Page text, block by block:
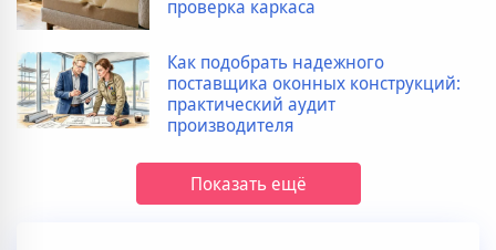
проверка каркаса
Как подобрать надежного
поставщика оконных конструкций:
практический аудит
производителя
Показать ещё